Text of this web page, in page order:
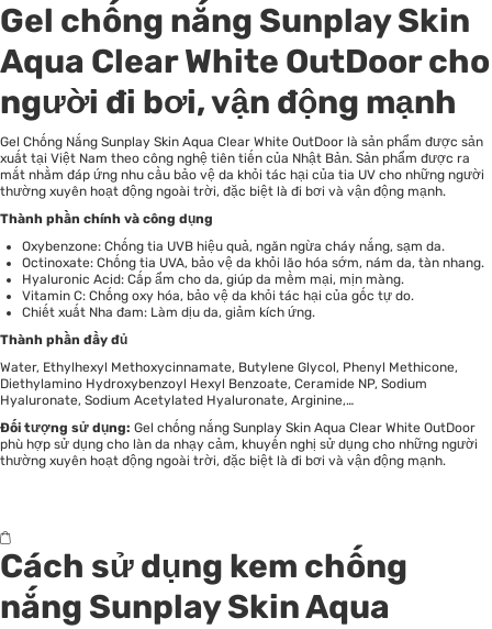
Gel chống nắng Sunplay Skin
Aqua Clear White OutDoor cho
người đi bơi, vận động mạnh
Gel Chống Nắng Sunplay Skin Aqua Clear White OutDoor là sản phẩm được sản
xuất tại Việt Nam theo công nghệ tiên tiến của Nhật Bản. Sản phẩm được ra
mắt nhằm đáp ứng nhu cầu bảo vệ da khỏi tác hại của tia UV cho những người
thường xuyên hoạt động ngoài trời, đặc biệt là đi bơi và vận động mạnh.
Thành phần chính và công dụng
Oxybenzone: Chống tia UVB hiệu quả, ngăn ngừa cháy nắng, sạm da.
Octinoxate: Chống tia UVA, bảo vệ da khỏi lão hóa sớm, nám da, tàn nhang.
Hyaluronic Acid: Cấp ẩm cho da, giúp da mềm mại, mịn màng.
Vitamin C: Chống oxy hóa, bảo vệ da khỏi tác hại của gốc tự do.
Chiết xuất Nha đam: Làm dịu da, giảm kích ứng.
Thành phần đầy đủ
Water, Ethylhexyl Methoxycinnamate, Butylene Glycol, Phenyl Methicone,
Diethylamino Hydroxybenzoyl Hexyl Benzoate, Ceramide NP, Sodium
Hyaluronate, Sodium Acetylated Hyaluronate, Arginine,…
Đối tượng sử dụng: Gel chống nắng Sunplay Skin Aqua Clear White OutDoor
phù hợp sử dụng cho làn da nhạy cảm, khuyến nghị sử dụng cho những người
thường xuyên hoạt động ngoài trời, đặc biệt là đi bơi và vận động mạnh.
Cách sử dụng kem chống
nắng Sunplay Skin Aqua